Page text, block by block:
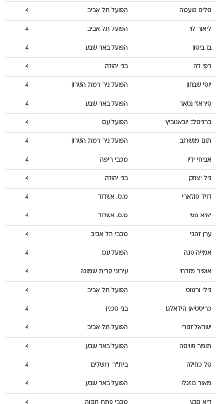
סלים טועמה הפועל תל אביב 4
ליאור לוי הפועל תל אביב 4
בן ביטון הפועל באר שבע 4
רפי דהן בני יהודה 4
יוסי שבחון הפועל ניר רמת השרון 4
סיראז' נסאר הפועל באר שבע 4
ברניסלב יובאנוביץ' הפועל עכו 4
תום מנשרוב הפועל ניר רמת השרון 4
אביחי ידין מכבי חיפה 4
גיל יצחק בני יהודה 4
דויד סולארי מ.ס. אשדוד 4
יאיא פטי מ.ס. אשדוד 4
ערן זהבי מכבי תל אביב 4
אמייה טגה הפועל עכו 4
אופיר מזרחי עירוני קרית שמונה 4
גילי ורמוט הפועל תל אביב 4
כריסטיאן הידאלגו בני סכנין 4
ישראל זגורי הפועל תל אביב 4
תומר סוויסה הפועל באר שבע 4
טל כחילה בית"ר ירושלים 4
מאור בוזגלו הפועל באר שבע 4
דיא סבע מכבי פתח תקוה 4